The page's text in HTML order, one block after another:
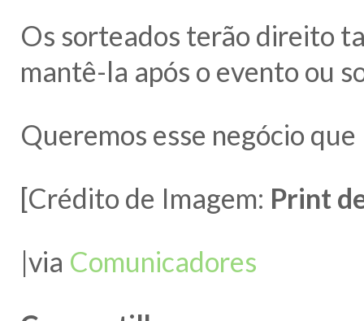
Os sorteados terão direito
mantê-la após o evento ou
Queremos esse negócio
[Crédito de Imagem: Print
|via Comunicadores